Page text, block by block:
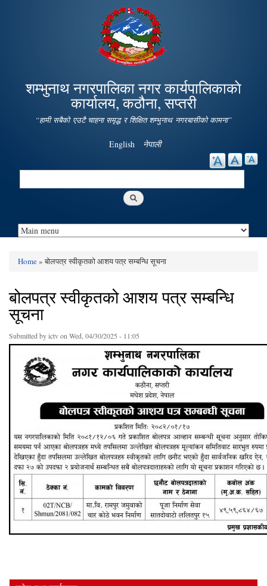
Skip to
main
content
शम्भुनाथ नगरपालिका नगर कार्यपालिकाकाे
कार्यालय, कठौना, सप्तरी
“हामी सबैको एउटै चाहना समृद्ध र शिक्षित शम्भुनाथ नगरबासीको कामना”
English नेपाली
Search
You are here
Home» बोलपत्र स्वीकृतको आशय पत्र सम्बन्धि सूचना
बोलपत्र स्वीकृतको आशय पत्र सम्बन्धि
सूचना
Submitted byictvon Wed, 04/30/2025 - 11:05